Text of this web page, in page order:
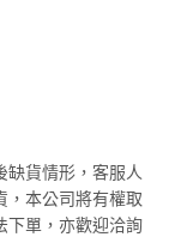
缺貨情形，客服人
，本公司將有權取
下單，亦歡迎洽詢